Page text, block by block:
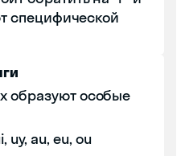
специфической
образуют особые
uy, au, eu, ou